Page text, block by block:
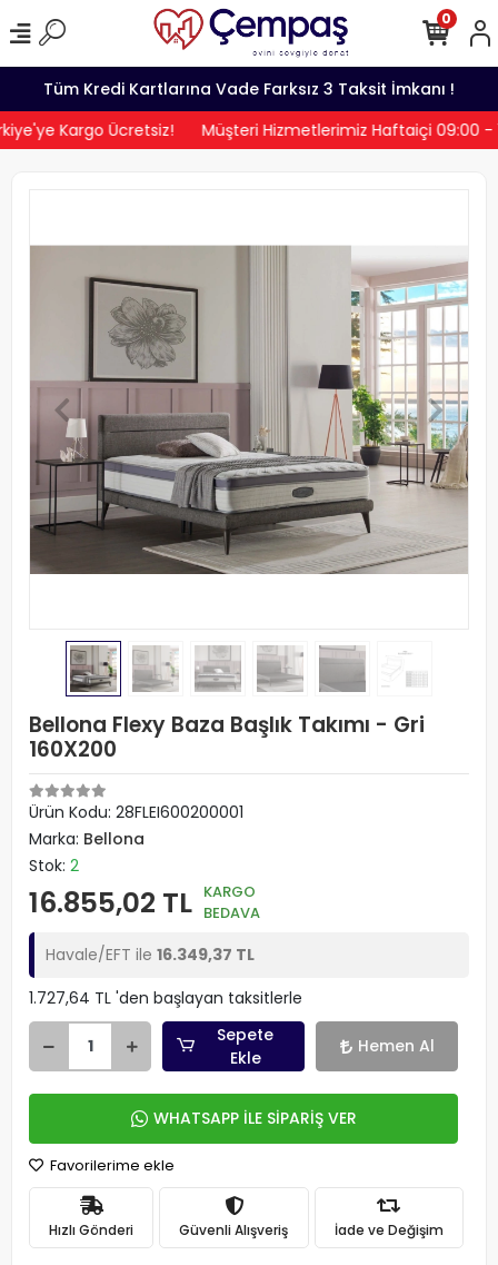
Tüm Kredi Kartlarına Vade Farksız 3 Taksit İmkanı !
Kargo Ücretsiz!
Müşteri Hizmetlerimiz Haftaiçi 09:00 -
0
Bellona Flexy Baza Başlık Takımı - Gri
160X200
Ürün Kodu: 28FLEI600200001
Marka: Bellona
Stok: 2
16.855,02 TL KARGO
BEDAVA
Havale/EFT ile 16.349,37 TL
1.727,64 TL 'den başlayan taksitlerle
Sepete
Ekle
Hemen Al
WHATSAPP İLE SİPARİŞ VER
Favorilerime ekle
Hızlı Gönderi Güvenli Alışveriş İade ve Değişim